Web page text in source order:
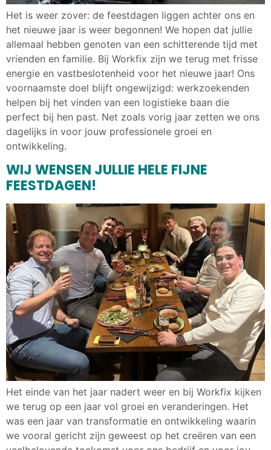
Het is weer zover: de feestdagen liggen achter ons en
het nieuwe jaar is weer begonnen! We hopen dat jullie
allemaal hebben genoten van een schitterende tijd met
vrienden en familie. Bij Workfix zijn we terug met frisse
energie en vastbeslotenheid voor het nieuwe jaar! Ons
voornaamste doel blijft ongewijzigd: werkzoekenden
helpen bij het vinden van een logistieke baan die
perfect bij hen past. Net zoals vorig jaar zetten we ons
dagelijks in voor jouw professionele groei en
ontwikkeling.
WIJ WENSEN JULLIE HELE FIJNE
FEESTDAGEN!
Het einde van het jaar nadert weer en bij Workfix kijken
we terug op een jaar vol groei en veranderingen. Het
was een jaar van transformatie en ontwikkeling waarin
we vooral gericht zijn geweest op het creëren van een